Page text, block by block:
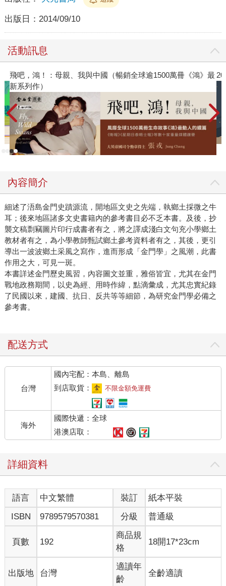
出版日： 2014/09/10
活動訊息
飛吧，鴻！：母親、我與中國（暢銷全球逾1500萬冊《鴻》最
新系列作）
內容簡介
細述了浯島金門史蹟源流，開地區文史之先端，執鄉土採微之牛
耳；後來地區諸多文史書籍內的參考書目必不乏本書。及後，抄
襲文稿剽竊圖片印行成書者有之，將之譯成淺白文句充小學鄉土
教材者有之，為小學教師甄試鄉土參考資料者有之，其後，更引
導出一波波鄉土采風之寫作，進而形成「金門學」之風潮，此書
作用之大，可見一斑。
本書詳述金門歷史風習，內容圖文並重，雅俗皆宜，尤其在金門
戰地政務期間，以史為經、用時作緯，點滴彙成，尤其忠實紀錄
了民國以來，建國、抗日、反共等等細節，為研究金門學必備之
參考書。
配送方式
台灣
國內宅配：本島、離島
到店取貨：
不限金額免運費
海外
國際快遞：全球
港澳店取：
詳細資料
語言 中文繁體 裝訂
紙本平裝
ISBN
9789579570381 分級 普通級
頁數 192
商品規
格
18開17*23cm
出版地 台灣
適讀年
齡
全齡適讀